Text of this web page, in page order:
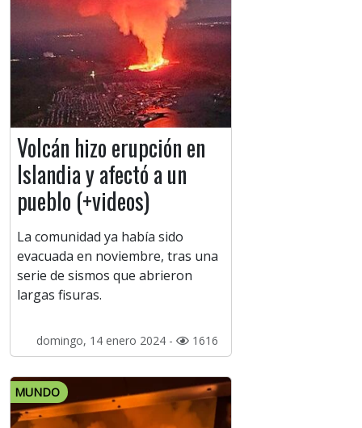
Volcán hizo erupción en
Islandia y afectó a un
pueblo (+videos)
La comunidad ya había sido
evacuada en noviembre, tras una
serie de sismos que abrieron
largas fisuras.
domingo, 14 enero 2024 - 1616
MUNDO